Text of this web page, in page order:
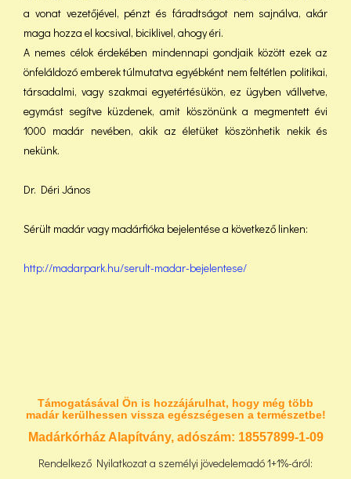
a vonat vezetőjével, pénzt és fáradtságot nem sajnálva, akár
maga hozza el kocsival, biciklivel, ahogy éri.
A nemes célok érdekében mindennapi gondjaik között ezek az
önfeláldozó emberek túlmutatva egyébként nem feltétlen politikai,
társadalmi, vagy szakmai egyetértésükön, ez ügyben vállvetve,
egymást segítve küzdenek, amit köszönünk a megmentett évi
1000 madár nevében, akik az életüket köszönhetik nekik és
nekünk.
Dr. Déri János
Sérült madár vagy madárfióka bejelentése a következő linken:
http://madarpark.hu/serult-madar-bejelentese/
Támogatásával Ön is hozzájárulhat, hogy még több
madár kerülhessen vissza egészségesen a természetbe!
Madárkórház Alapítvány, adószám: 18557899-1-09
Rendelkező Nyilatkozat a személyi jövedelemadó 1+1%-áról: